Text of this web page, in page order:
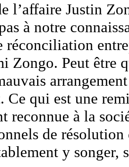
l’affaire Justin
à notre
réconciliation
Zongo. Peut être
qui est une
reconnue à la
de
y songer,